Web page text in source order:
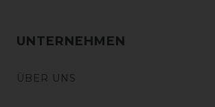
UNTERNEHMEN
ÜBER UNS